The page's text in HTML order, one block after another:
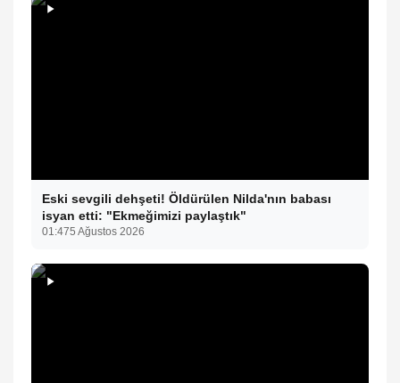
Eski sevgili dehşeti! Öldürülen Nilda'nın babası
isyan etti: "Ekmeğimizi paylaştık"
01:475 Ağustos 2026